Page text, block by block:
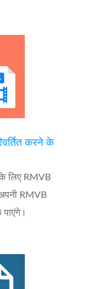
करने के
लिए RMVB
RMVB